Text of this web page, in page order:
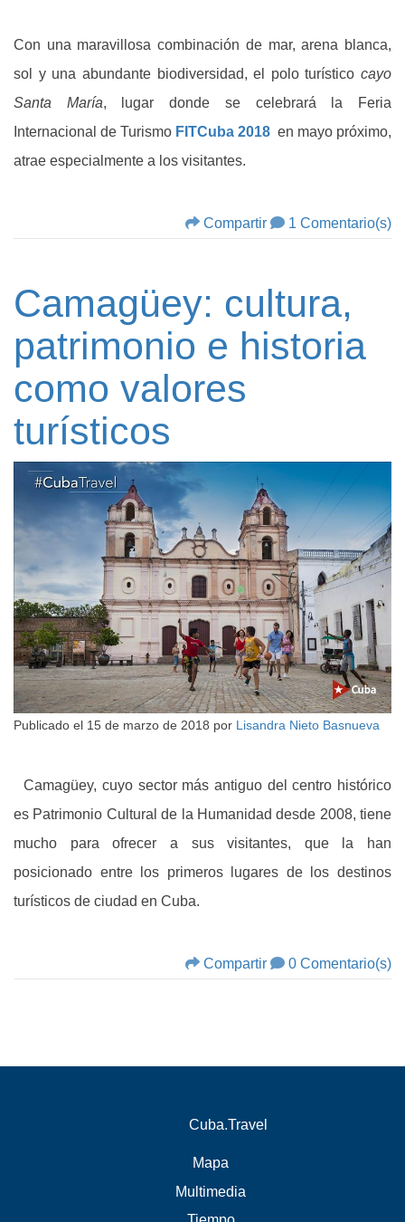
Con una maravillosa combinación de mar, arena blanca,
sol y una abundante biodiversidad, el polo turístico cayo
Santa María, lugar donde se celebrará la Feria
Internacional de Turismo FITCuba 2018 en mayo próximo,
atrae especialmente a los visitantes.
Compartir 1 Comentario(s)
Camagüey: cultura,
patrimonio e historia
como valores
turísticos
Publicado el 15 de marzo de 2018 por Lisandra Nieto Basnueva
Camagüey, cuyo sector más antiguo del centro histórico
es Patrimonio Cultural de la Humanidad desde 2008, tiene
mucho para ofrecer a sus visitantes, que la han
posicionado entre los primeros lugares de los destinos
turísticos de ciudad en Cuba.
Compartir 0 Comentario(s)
Cuba.Travel
Mapa
Multimedia